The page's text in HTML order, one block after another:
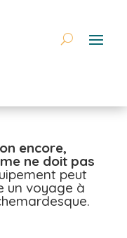
encore,
ne doit pas
peut
un voyage à